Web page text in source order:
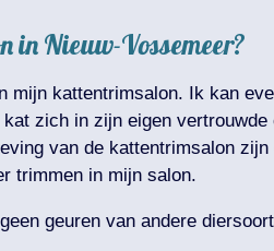
in Nieuw-Vossemeer?
kattentrimsalon. Ik kan
zich in zijn eigen
van de kattentrimsalon
trimmen in mijn salon.
geuren van andere